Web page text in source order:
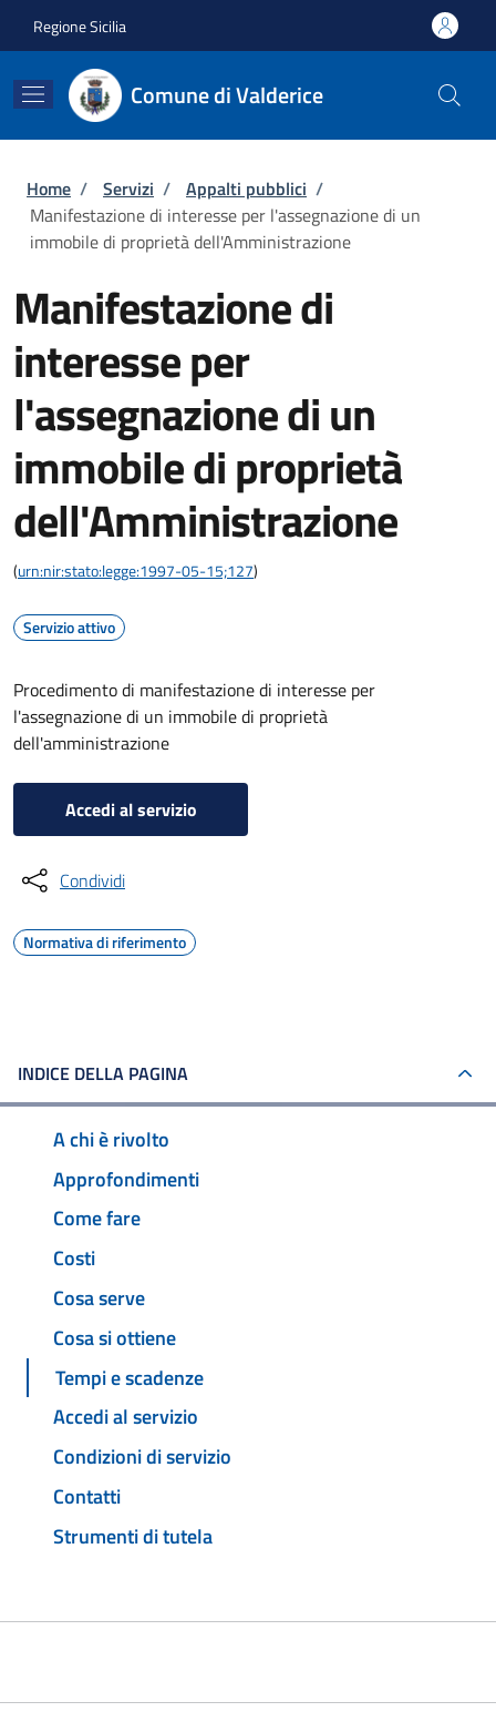
Regione Sicilia
Comune di Valderice
Briciole di pane
Home / Servizi / Appalti pubblici /
Manifestazione di interesse per l'assegnazione di un
immobile di proprietà dell'Amministrazione
Manifestazione di
interesse per
l'assegnazione di un
immobile di proprietà
dell'Amministrazione
(urn:nir:stato:legge:1997-05-15;127)
Servizio attivo
Procedimento di manifestazione di interesse per
l'assegnazione di un immobile di proprietà
dell'amministrazione
Accedi al servizio
Condividi
Normativa di riferimento
INDICE DELLA PAGINA
A chi è rivolto
Approfondimenti
Come fare
Costi
Cosa serve
Cosa si ottiene
Tempi e scadenze
Accedi al servizio
Condizioni di servizio
Contatti
Strumenti di tutela